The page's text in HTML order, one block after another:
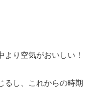
り空気がおいしい！
るし、これからの時期